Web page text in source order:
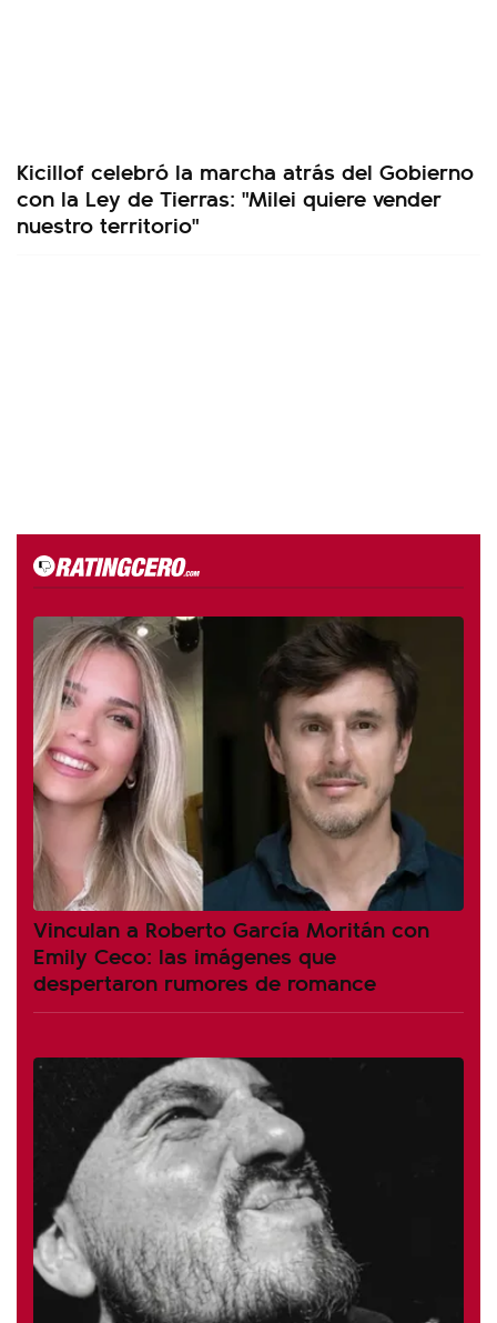
Kicillof celebró la marcha atrás del Gobierno
con la Ley de Tierras: "Milei quiere vender
nuestro territorio"
Vinculan a Roberto García Moritán con
Emily Ceco: las imágenes que
despertaron rumores de romance